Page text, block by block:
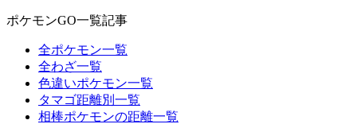
ポケモンGO一覧記事
全ポケモン一覧
全わざ一覧
色違いポケモン一覧
タマゴ距離別一覧
相棒ポケモンの距離一覧